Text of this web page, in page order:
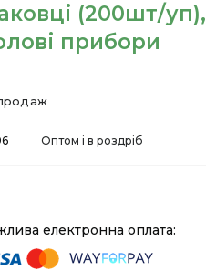
(200шт/уп),
прибори
Оптом і в роздріб